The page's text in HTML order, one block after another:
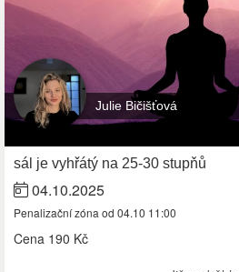
Julie Bičišťová
sál je vyhřátý na 25-30 stupňů
04.10.2025
Penalizační zóna od 04.10 11:00
Cena 190 Kč